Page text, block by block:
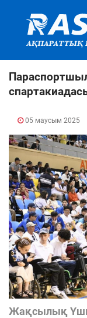
05 маусым 2025
Жақсылық